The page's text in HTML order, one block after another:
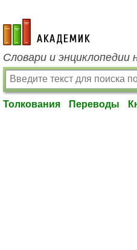
academic.ru
Словари и энциклопедии
Толкования Переводы